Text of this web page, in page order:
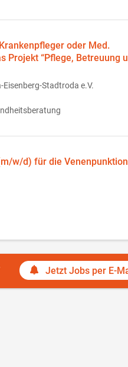
oder Med.
Projekt “Pflege, Betreuung
Eisenberg-Stadtroda e.V.
w/d) für die
Jetzt Jobs per E-